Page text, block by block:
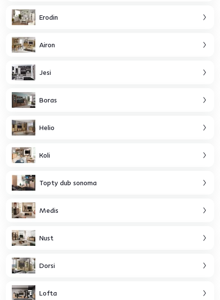
Erodin
Airon
Jesi
Boras
Helio
Koli
Topty dub sonoma
Medis
Nust
Dorsi
Lofta